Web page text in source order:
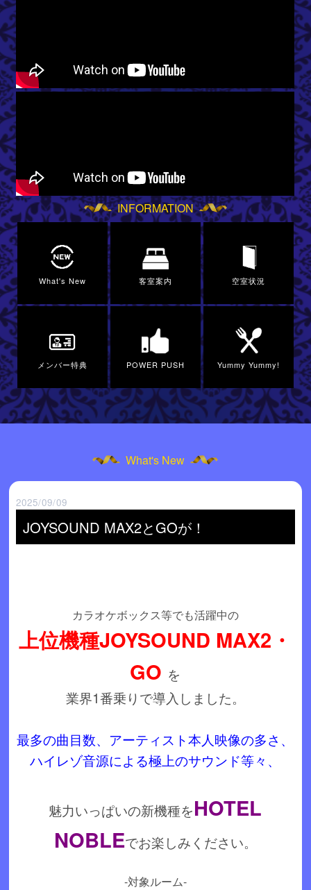
INFORMATION
What's New 客室案内 空室状況
メンバー特典 POWER PUSH Yummy Yummy!
What's New
2025/09/09
JOYSOUND MAX2とGOが！
カラオケボックス等でも活躍中の
上位機種JOYSOUND MAX2・
GO を
業界1番乗りで導入しました。
最多の曲目数、アーティスト本人映像の多さ、
ハイレゾ音源による極上のサウンド等々、
魅力いっぱいの新機種をHOTEL
NOBLEでお楽しみください。
-対象ルーム-